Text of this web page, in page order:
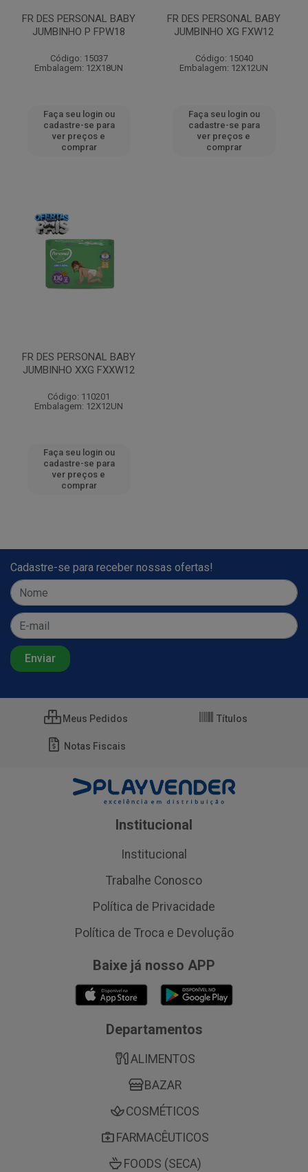
FR DES PERSONAL BABY
JUMBINHO P FPW18
Código: 15037
Embalagem: 12X18UN
Faça seu login ou
cadastre-se para
ver preços e
comprar
FR DES PERSONAL BABY
JUMBINHO XG FXW12
Código: 15040
Embalagem: 12X12UN
Faça seu login ou
cadastre-se para
ver preços e
comprar
FR DES PERSONAL BABY
JUMBINHO XXG FXXW12
Código: 110201
Embalagem: 12X12UN
Faça seu login ou
cadastre-se para
ver preços e
comprar
Cadastre-se para receber nossas ofertas!
Meus Pedidos Títulos
Notas Fiscais
Institucional
Institucional
Trabalhe Conosco
Política de Privacidade
Política de Troca e Devolução
Baixe já nosso APP
Departamentos
ALIMENTOS
BAZAR
COSMÉTICOS
FARMACÊUTICOS
FOODS (SECA)